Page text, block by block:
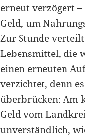
erneut verzögert
Geld, um
Zur Stunde
Lebensmittel, die
einen erneuten
verzichtet, denn
überbrücken: Am
Geld vom
unverständlich,